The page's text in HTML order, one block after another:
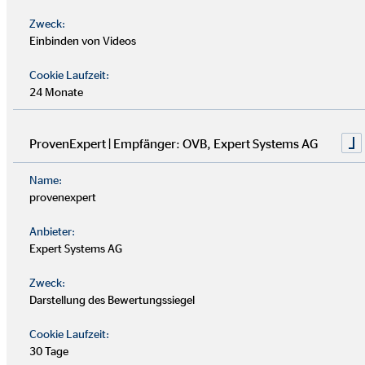
Für Privatkunden
Bei welchem Anbieter bekomme ich das optimale
Preis-/Leistungsverhältnis, wenn ich mich und meine
Familie gegen finanzielle Alltagsrisiken absichern
möchte?
Zweck:
Einbinden von Videos
Cookie Laufzeit:
24 Monate
ProvenExpert | Empfänger: OVB, Expert Systems AG
Name:
provenexpert
Anbieter:
Expert Systems AG
Zweck:
Darstellung des Bewertungssiegel
Cookie Laufzeit:
30 Tage